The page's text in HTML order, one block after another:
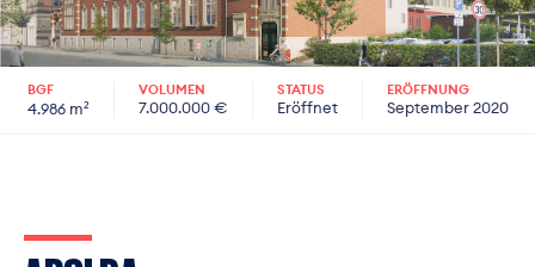
BGF
4.986 m²
VOLUMEN
7.000.000 €
STATUS
Eröffnet
ERÖFFNUNG
September 2020